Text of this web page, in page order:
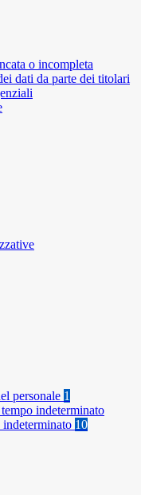
o incompleta
dati da parte dei titolari
personale 1
indeterminato
indeterminato 10